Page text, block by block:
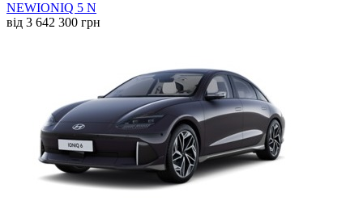
NEWIONIQ 5 N
від 3 642 300 грн